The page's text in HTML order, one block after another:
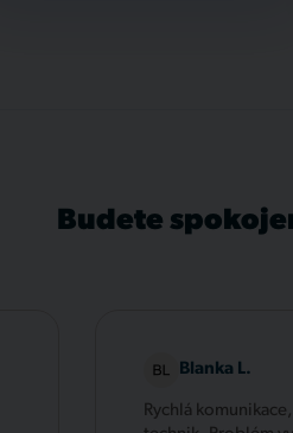
Budete
Blanka L.
Rychlá